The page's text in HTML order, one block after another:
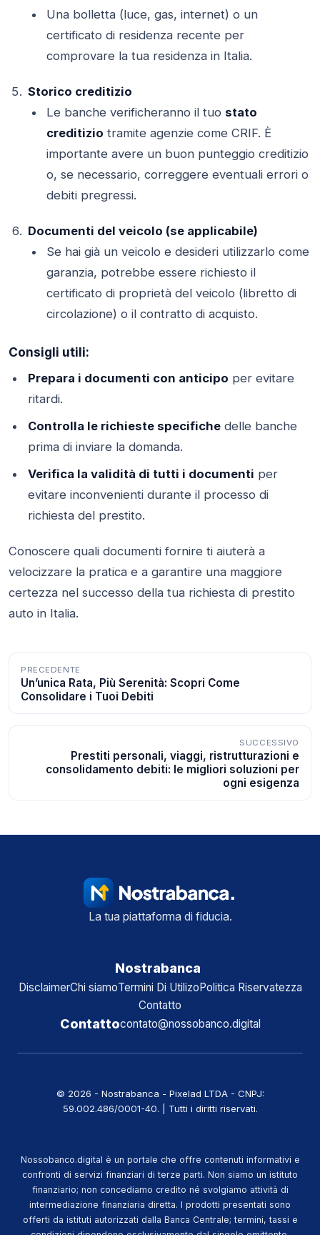
Una bolletta (luce, gas, internet) o un
certificato di residenza recente per
comprovare la tua residenza in Italia.
Storico creditizio
Le banche verificheranno il tuo stato
creditizio tramite agenzie come CRIF. È
importante avere un buon punteggio creditizio
o, se necessario, correggere eventuali errori o
debiti pregressi.
Documenti del veicolo (se applicabile)
Se hai già un veicolo e desideri utilizzarlo come
garanzia, potrebbe essere richiesto il
certificato di proprietà del veicolo (libretto di
circolazione) o il contratto di acquisto.
Consigli utili:
Prepara i documenti con anticipo per evitare
ritardi.
Controlla le richieste specifichedelle banche
prima di inviare la domanda.
Verifica la validità di tutti i documenti per
evitare inconvenienti durante il processo di
richiesta del prestito.
Conoscere quali documenti fornire ti aiuterà a
velocizzare la pratica e a garantire una maggiore
certezza nel successo della tua richiesta di prestito
auto in Italia.
Navigazione
articoli
PRECEDENTE
Un’unica Rata, Più Serenità: Scopri Come
Consolidare i Tuoi Debiti
SUCCESSIVO
Prestiti personali, viaggi, ristrutturazioni e
consolidamento debiti: le migliori soluzioni per
ogni esigenza
La tua piattaforma di fiducia.
Nostrabanca
DisclaimerChi siamoTermini Di UtilizoPolitica Riservatezza
Contatto
Contattocontato@nossobanco.digital
© 2026 - Nostrabanca - Pixelad LTDA - CNPJ:
59.002.486/0001-40. | Tutti i diritti riservati.
Nossobanco.digital è un portale che offre contenuti informativi e
confronti di servizi finanziari di terze parti. Non siamo un istituto
finanziario; non concediamo credito né svolgiamo attività di
intermediazione finanziaria diretta. I prodotti presentati sono
offerti da istituti autorizzati dalla Banca Centrale; termini, tassi e